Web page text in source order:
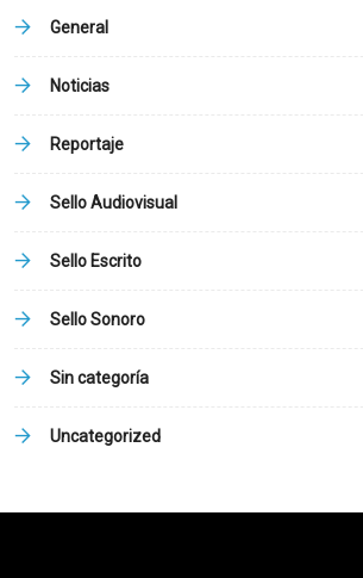
General
Noticias
Reportaje
Sello Audiovisual
Sello Escrito
Sello Sonoro
Sin categoría
Uncategorized